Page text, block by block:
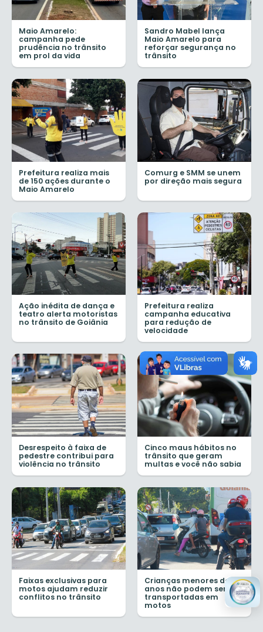
Maio Amarelo:
campanha pede
prudência no trânsito
em prol da vida
Sandro Mabel lança
Maio Amarelo para
reforçar segurança no
trânsito
Prefeitura realiza mais
de 150 ações durante o
Maio Amarelo
Comurg e SMM se unem
por direção mais segura
Ação inédita de dança e
teatro alerta motoristas
no trânsito de Goiânia
Prefeitura realiza
campanha educativa
para redução de
velocidade
Desrespeito à faixa de
pedestre contribui para
violência no trânsito
Cinco maus hábitos no
trânsito que geram
multas e você não sabia
Faixas exclusivas para
motos ajudam reduzir
conflitos no trânsito
Crianças menores de 10
anos não podem ser
transportadas em
motos